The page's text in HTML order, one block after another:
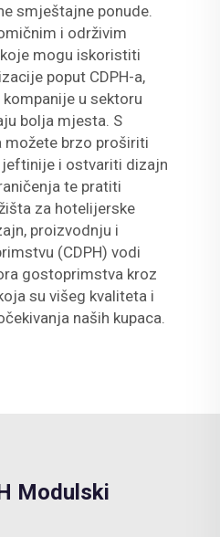
smještajne ponude.
i održivim
mogu iskoristiti
poput CDPH-a,
u sektoru
bolja mjesta. S
možete brzo proširiti
i ostvariti dizajn
te pratiti
za hotelijerske
proizvodnju i
(CDPH) vodi
gostoprimstva kroz
su višeg kvaliteta i
naših kupaca.
Modulski